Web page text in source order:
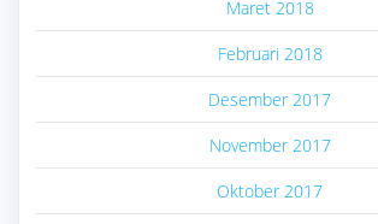
Maret 2018
Februari 2018
Desember 2017
November 2017
Oktober 2017